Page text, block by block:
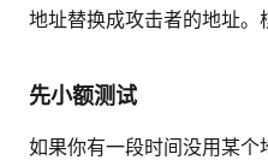
地址替换成攻击者的地址。
先小额测试
如果你有一段时间没用某个